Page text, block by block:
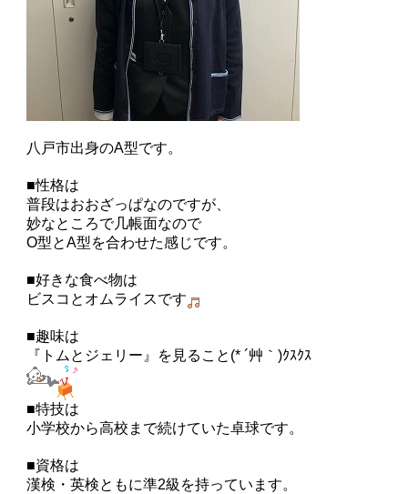
八戸市出身のA型です。
■性格は
普段はおおざっぱなのですが、
妙なところで几帳面なので
O型とA型を合わせた感じです。
■好きな食べ物は
ビスコとオムライスです
■趣味は
『トムとジェリー』を見ること(* ´艸｀)ｸｽｸｽ
■特技は
小学校から高校まで続けていた卓球です。
■資格は
漢検・英検ともに準2級を持っています。